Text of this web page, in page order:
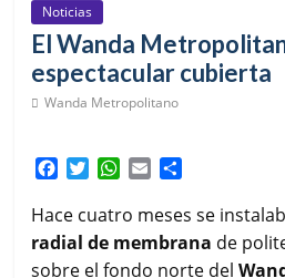
Noticias
El Wanda
espectacular cubierta
Wanda Metropolitano
c
e
b
i
t
t
W
a
t
s
a
i
l
m
p
a
Hace cuatro meses se
radial de membrana de
sobre el fondo norte del